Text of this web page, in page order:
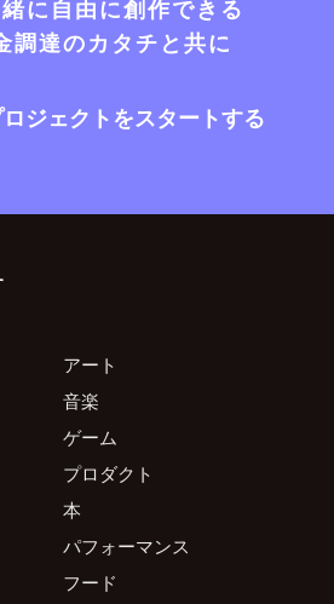
に自由に創作できる
調達のカタチと共に
ジェクトをスタートする
アート
音楽
ゲーム
プロダクト
本
パフォーマンス
フード